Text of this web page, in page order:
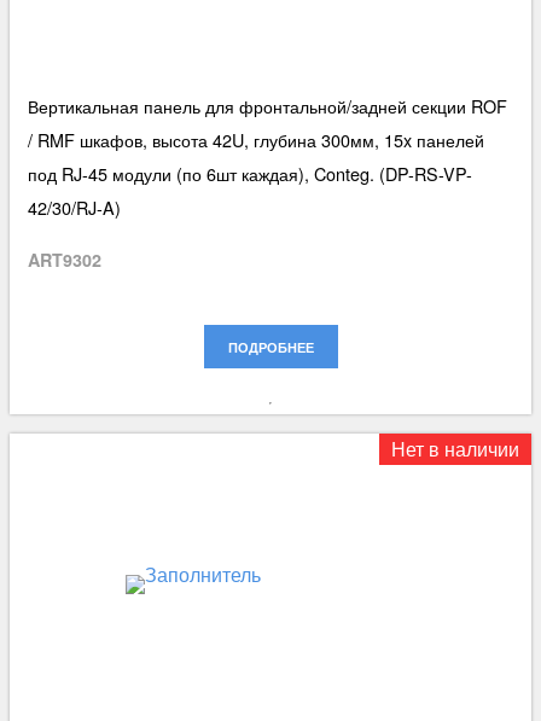
Вертикальная панель для фронтальной/задней секции ROF
/ RMF шкафов, высота 42U, глубина 300мм, 15x панелей
под RJ-45 модули (по 6шт каждая), Conteg. (DP-RS-VP-
42/30/RJ-A)
ART9302
ПОДРОБНЕЕ
Нет в наличии